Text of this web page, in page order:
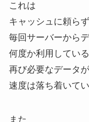
これは
キャッシュに頼らず
毎回サーバーから
何度か利用してい
再び必要なデータ
速度は落ち着いてい
また